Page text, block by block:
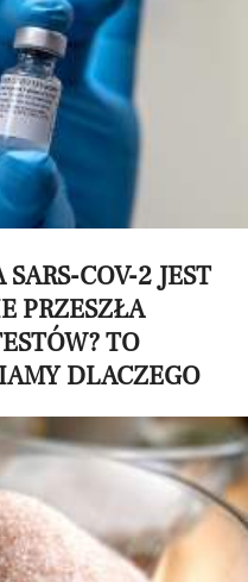
COV-2 JEST
PRZESZŁA
TO
DLACZEGO